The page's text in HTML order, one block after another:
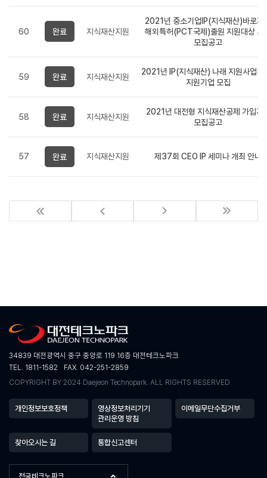
60 완료 지식재산지원
2021년 중소기업IP(지식재산)바로지
해외특허(PCT국제)출원 지원대상 사
모집공고
59 완료 지식재산지원
2021년 IP(지식재산) 나래 지원사업(2
지원기업 모집
58 완료 지식재산지원
2021년 대전형 지식재산공제 가입지
모집공고
57 완료 지식재산지원 제37회 CEO IP 세미나 개최 안내
34839 대전광역시 중구 중앙로 119 16층 대전테크노파크
TEL. 1811-1582
FAX. 042-251-2859
COPYRIGHT BY 2024 Daejeon Technopark. ALL RIGHTS RESERVED
전국테크노파크
개인정보보호정책
영상정보처리기기
관리운영 방침
이메일무단수집거부
찾아오시는 길 통합신고센터